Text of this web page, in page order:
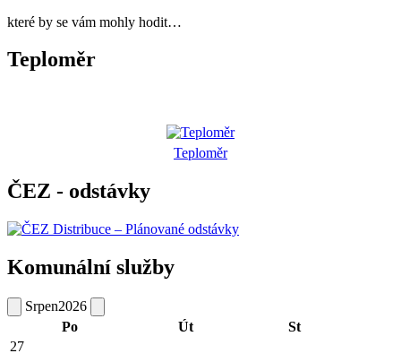
které by se vám mohly hodit…
Teploměr
Teploměr
ČEZ - odstávky
Komunální služby
Srpen2026
Po
Út
St
27